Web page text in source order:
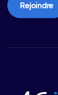
Rejoindre